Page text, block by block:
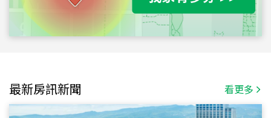
最新房訊新聞 看更多